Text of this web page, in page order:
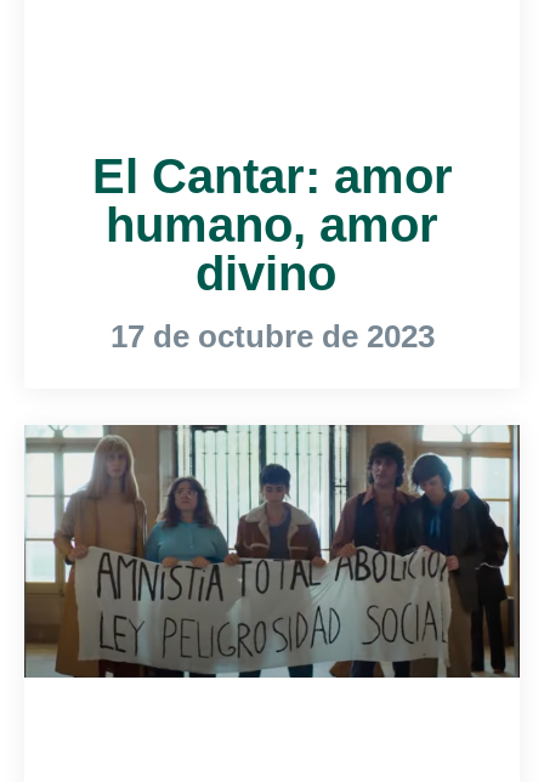
El Cantar: amor
humano, amor
divino
17 de octubre de 2023